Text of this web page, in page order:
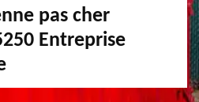
pas cher
Entreprise